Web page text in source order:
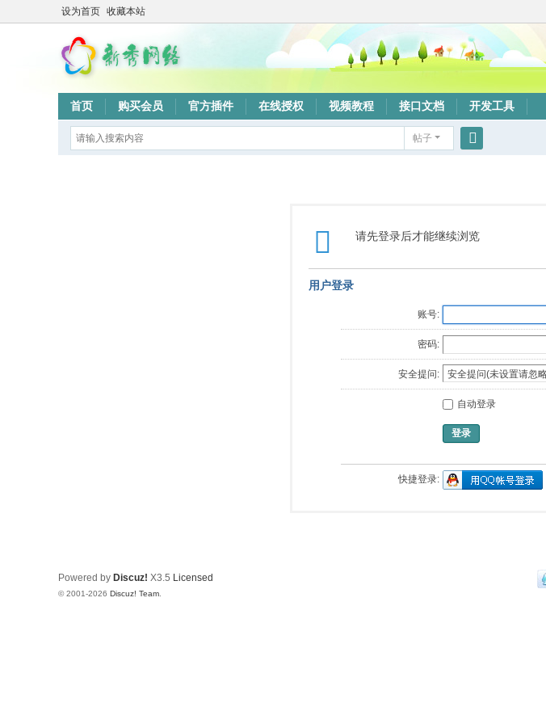
设为首页 收藏本站
首页 购买会员 官方插件 在线授权 视频教程 接口文档 开发工具
帖子
请先登录后才能继续浏览
用户登录
账号:
密码:
安全提问:
自动登录
登录
快捷登录:
Powered by Discuz! X3.5 Licensed
© 2001-2026 Discuz! Team